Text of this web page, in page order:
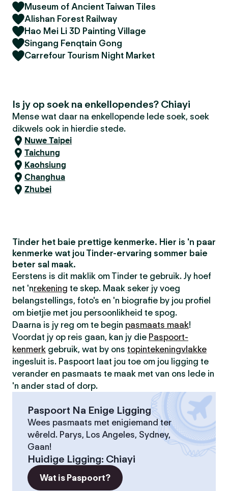
Museum of Ancient Taiwan Tiles
Alishan Forest Railway
Hao Mei Li 3D Painting Village
Singang Fenqtain Gong
Carrefour Tourism Night Market
Is jy op soek na enkellopendes? Chiayi
Mense wat daar na enkellopende lede soek, soek
dikwels ook in hierdie stede.
Nuwe Taipei
Taichung
Kaohsiung
Changhua
Zhubei
Tinder het baie prettige kenmerke. Hier is 'n paar
kenmerke wat jou Tinder-ervaring sommer baie
beter sal maak.
Eerstens is dit maklik om Tinder te gebruik. Jy hoef
net 'nrekening te skep. Maak seker jy voeg
belangstellings, foto's en 'n biografie by jou profiel
om bietjie met jou persoonlikheid te spog.
Daarna is jy reg om te begin pasmaats maak!
Voordat jy op reis gaan, kan jy die Paspoort-
kenmerk gebruik, wat by ons topintekeningvlakke
ingesluit is. Paspoort laat jou toe om jou ligging te
verander en pasmaats te maak met van ons lede in
'n ander stad of dorp.
Paspoort Na Enige Ligging
Wees pasmaats met enigiemand ter
wêreld. Parys, Los Angeles, Sydney,
Gaan!
Huidige Ligging: Chiayi
Wat is Paspoort?